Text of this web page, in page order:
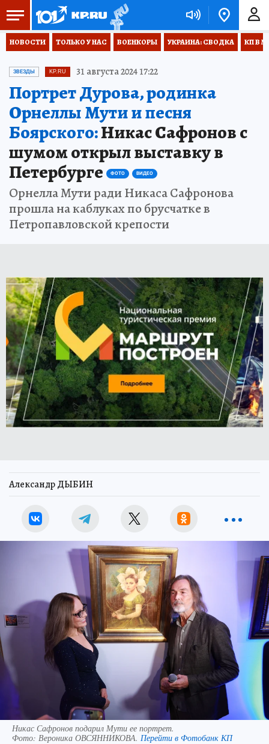
НОВОСТИ ТОЛЬКО У НАС ВОЕНКОРЫ УКРАИНА: СВОДКА КП В
ЗВЕЗДЫ KP.RU 31 августа 2024 17:22
Портрет Дурова, родинка
Орнеллы Мути и песня
Боярского:Никас Сафронов с
шумом открыл выставку в
Петербурге
ФОТО ВИДЕО
Орнелла Мути ради Никаса Сафронова
прошла на каблуках по брусчатке в
Петропавловской крепости
Александр ДЫБИН
Никас Сафронов подарил Мути ее портрет.
Фото: Вероника ОВСЯННИКОВА. Перейти в Фотобанк КП